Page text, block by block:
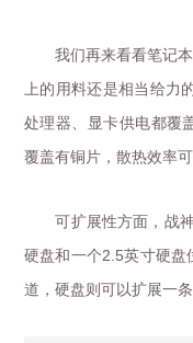
我们再来看看笔记本
上的用料还是相当给力
处理器、显卡供电都覆
覆盖有铜片，散热效率可
可扩展性方面，战神
硬盘和一个2.5英寸硬盘
道，硬盘则可以扩展一条